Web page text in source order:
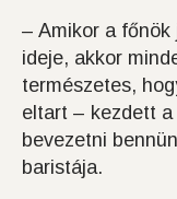
– Amikor a
ideje, akkor
természetes,
eltart – kezdett a
bevezetni
baristája.